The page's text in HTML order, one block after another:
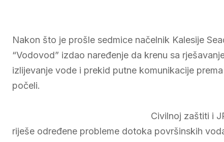
Nakon što je prošle sedmice načelnik Kalesije
“Vodovod” izdao naređenje da krenu sa
izlijevanje vode i prekid putne komunikacije
počeli.
Civilnoj zaštiti i
riješe određene probleme dotoka površinskih